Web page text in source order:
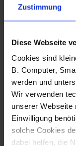
Zustimmung
Diese Webseite
Cookies sind
B. Computer,
werden und
Wir verwenden
unserer Webseite
Einwilligung
solche Cookies
dabei helfen, die
Fotografo:
Sternbach
Download